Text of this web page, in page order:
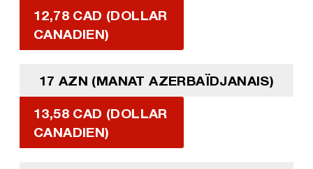
12,78 CAD (DOLLAR
CANADIEN)
17 AZN (MANAT AZERBAÏDJANAIS)
13,58 CAD (DOLLAR
CANADIEN)